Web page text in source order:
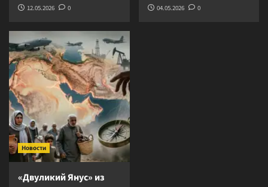
12.05.2026 0 04.05.2026 0
Новости
«Двуликий Янус» из